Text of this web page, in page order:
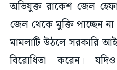
অভিযুক্ত রাকেশ জেল
জেল থেকে মুক্তি পাচ্ছেন
মামলাটি উঠলে সরকারি
বিরোধিতা করেন।